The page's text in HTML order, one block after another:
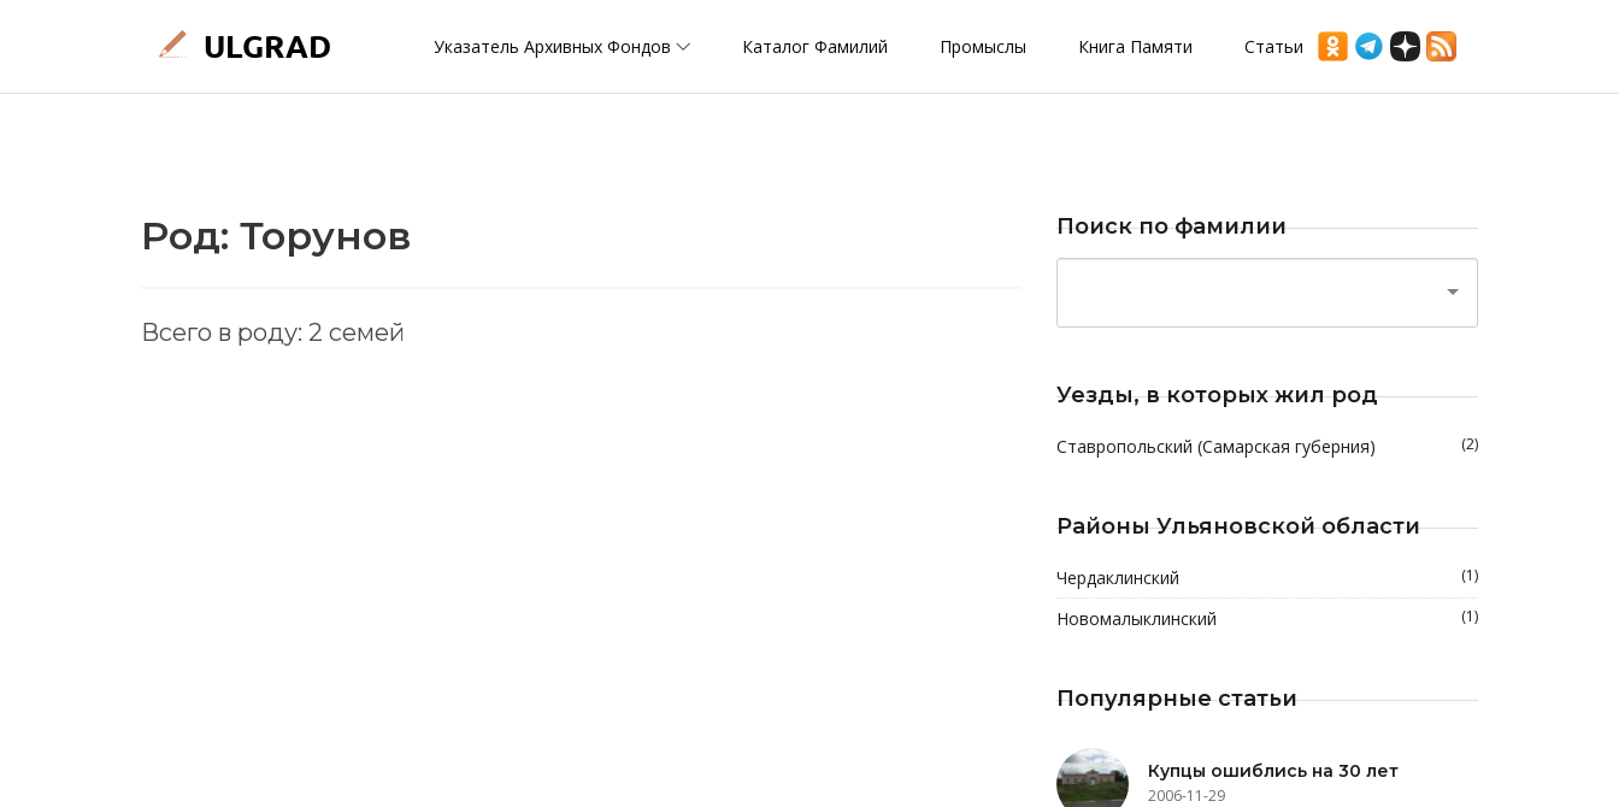
Указатель Архивных Фондов Каталог Фамилий Промыслы Книга Памяти Статьи
Род: Торунов
Всего в роду: 2 семей
Поиск по фамилии
Уезды, в которых жил род
Ставропольский (Самарская губерния) (2)
Районы Ульяновской области
Чердаклинский (1)
Новомалыклинский (1)
Популярные статьи
Купцы ошиблись на 30 лет
2006-11-29